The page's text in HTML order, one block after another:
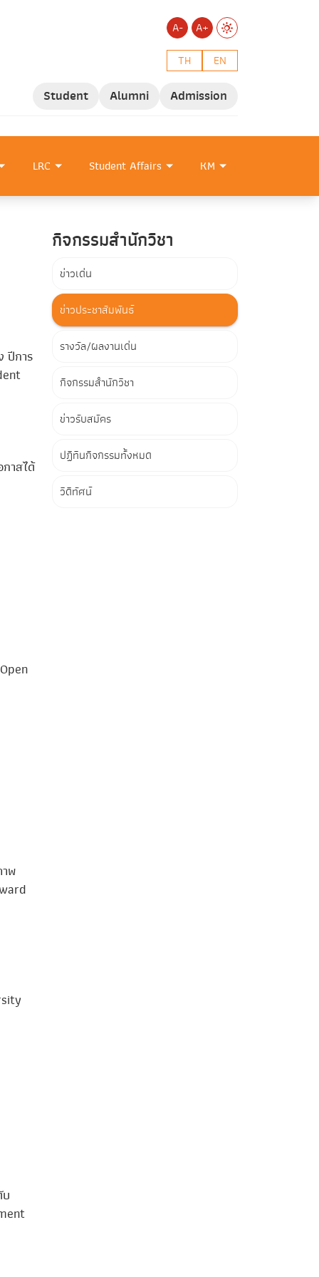
A-
A+
TH
EN
Student Alumni Admission
LRC Student Affairs KM
ปีการ
าสได้
พ
กิจกรรมสำนักวิชา
ข่าวเด่น
ข่าวประชาสัมพันธ์
รางวัล/ผลงานเด่น
กิจกรรมสำนักวิชา
ข่าวรับสมัคร
ปฏิทินกิจกรรมทั้งหมด
วิดีทัศน์